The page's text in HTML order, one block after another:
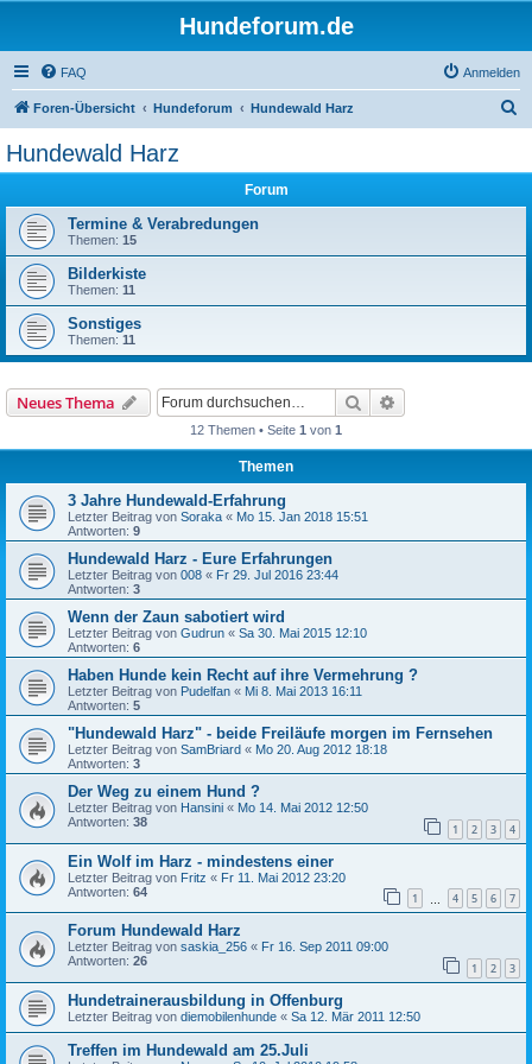
Hundeforum.de
FAQ Anmelden
Foren-Übersicht Hundeforum Hundewald Harz
Hundewald Harz
Forum
Termine & Verabredungen
Themen: 15
Bilderkiste
Themen: 11
Sonstiges
Themen: 11
Neues Thema Suche
12 Themen • Seite 1 von 1
Themen
3 Jahre Hundewald-Erfahrung
Letzter Beitrag von Soraka « Mo 15. Jan 2018 15:51
Antworten: 9
Hundewald Harz - Eure Erfahrungen
Letzter Beitrag von 008 « Fr 29. Jul 2016 23:44
Antworten: 3
Wenn der Zaun sabotiert wird
Letzter Beitrag von Gudrun « Sa 30. Mai 2015 12:10
Antworten: 6
Haben Hunde kein Recht auf ihre Vermehrung ?
Letzter Beitrag von Pudelfan « Mi 8. Mai 2013 16:11
Antworten: 5
"Hundewald Harz" - beide Freiläufe morgen im Fernsehen
Letzter Beitrag von SamBriard « Mo 20. Aug 2012 18:18
Antworten: 3
Der Weg zu einem Hund ?
Letzter Beitrag von Hansini « Mo 14. Mai 2012 12:50
Antworten: 38 1 2 3 4
Ein Wolf im Harz - mindestens einer
Letzter Beitrag von Fritz « Fr 11. Mai 2012 23:20
Antworten: 64 1 4 5 6 7
Forum Hundewald Harz
Letzter Beitrag von saskia_256 « Fr 16. Sep 2011 09:00
Antworten: 26 1 2 3
Hundetrainerausbildung in Offenburg
Letzter Beitrag von diemobilenhunde « Sa 12. Mär 2011 12:50
Treffen im Hundewald am 25.Juli